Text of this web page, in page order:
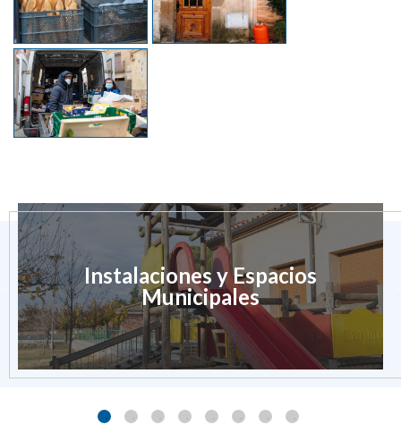
Instalaciones y Espacios
Municipales